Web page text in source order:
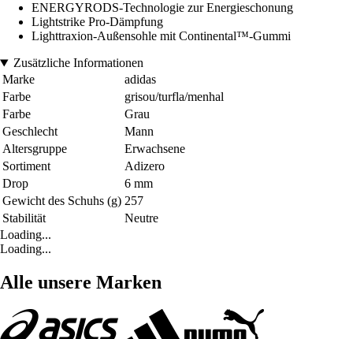
ENERGYRODS-Technologie zur Energieschonung
Lightstrike Pro-Dämpfung
Lighttraxion-Außensohle mit Continental™-Gummi
Zusätzliche Informationen
Marke
adidas
Farbe
grisou/turfla/menhal
Farbe
Grau
Geschlecht
Mann
Altersgruppe
Erwachsene
Sortiment
Adizero
Drop
6 mm
Gewicht des Schuhs (g) 257
Stabilität
Neutre
Loading...
Loading...
Alle unsere Marken